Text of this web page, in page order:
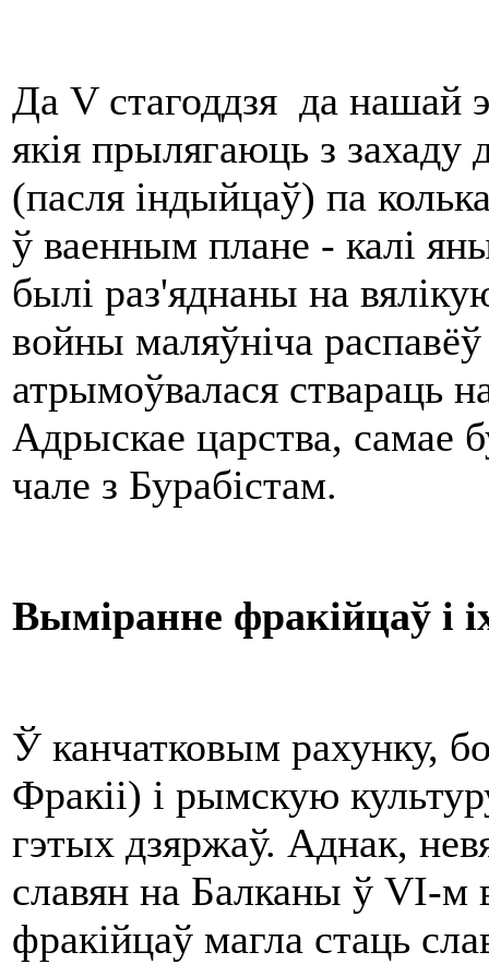
Да V стагоддзя да нашай
якія прылягаюць з захаду
(пасля індыйцаў) па
ў ваенным плане - калі
былі раз'яднаны на
войны маляўніча
атрымоўвалася ствараць
Адрыскае царства, самае
чале з Бурабістам.
Выміранне фракійцаў і
Ў канчатковым рахунку,
Фракіі) і рымскую
гэтых дзяржаў. Аднак,
славян на Балканы ў VI-м
фракійцаў магла стаць